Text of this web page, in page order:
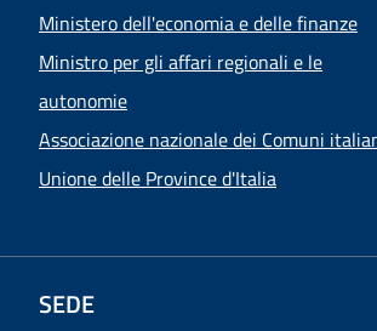
Ministero dell'economia e delle finanze
Ministro per gli affari regionali e le
autonomie
Associazione nazionale dei Comuni
Unione delle Province d'Italia
SEDE